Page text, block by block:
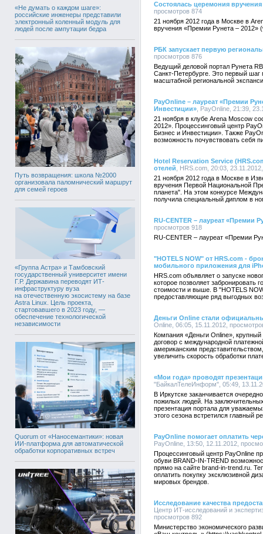
«Не думать о каждом шаге»:
российские инженеры представили
электронный коленный модуль для
людей после ампутации бедра
Путь возвращения: школа №2000
организовала паломнический маршрут
для семей героев
«Группа Астра» и Тамбовский
государственный университет имени
Г.Р. Державина переводят ИТ-
инфраструктуру вуза
на отечественную экосистему на базе
Astra Linux. Цель проекта,
стартовавшего в 2023 году, —
обеспечение технологической
независимости
Quorum от «Наносемантики»: новая
ИИ-платформа для автоматической
обработки корпоративных встреч
Состоялась церемония
просмотров 874
21 ноября 2012 года в Москве в
вручения «Премии Рунета – 2012»
РБК запускает первую
просмотров 876
Ведущий деловой портал Рунета
Санкт-Петербурге. Это первый шаг
масштабной региональной
PayOnline – лауреат «Премии
Инвестиции» , PayOnline, 21:39,
21 ноября в клубе Arena Moscow
2012». Процессинговый центр
Бизнес и Инвестиции». Также
возможность почувствовать себя
Hotel Reservation Service
отелей , HRS.com, 20:03,
21 ноября 2012 года в Москве в
вручения Первой Национальной
планета". На этом конкурсе
получила специальный диплом в
RU-CENTER – лауреат «Премии
просмотров 918
RU-CENTER – лауреат «Премии
"HOTELS NOW" от HRS.com -
мобильного приложения для
HRS.com объявляет о запуске
которое позволяет забронировать
стоимости и выше. В "HOTELS
предоставляющие ряд выгодных
Деньги Online стали
Online, 06:05, 15.11.2012,
Компания «Деньги Online»,
договор с международной
американским
увеличить скорость обработки
«Мои года» проводят
"БайкалТелеИнформ", 05:49,
В Иркутске заканчивается
пожилых людей. На
презентация портала для
этого сезона встретился главный
PayOnline помогает оплатить
PayOnline, 13:50, 12.11.2012,
Процессинговый центр PayOnline
обуви BRAND-IN-TREND
прямо на сайте brand-in-trend.ru.
оплатить покупку эксклюзивной
мировых брендов.
Исследование качества
Центр ИТ-исследований и
просмотров 892
Министерство экономического